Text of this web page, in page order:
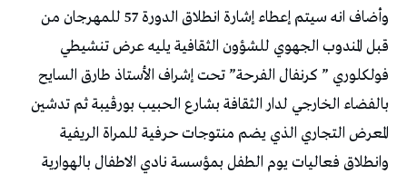
وأضاف انه سيتم إعطاء إشارة انطلاق الدورة 57 للمهرجان من
قبل المندوب الجهوي للشؤون الثقافية يليه عرض تنشيطي
فولكلوري ” كرنفال الفرحة” تحت إشراف الأستاذ طارق السايح
بالفضاء الخارجي لدار الثقافة بشارع الحبيب بورڤيبة ثم تدشين
المعرض التجاري الذي يضم منتوجات حرفية للمراة الريفية
وانطلاق فعاليات يوم الطفل بمؤسسة نادي الاطفال بالهوارية